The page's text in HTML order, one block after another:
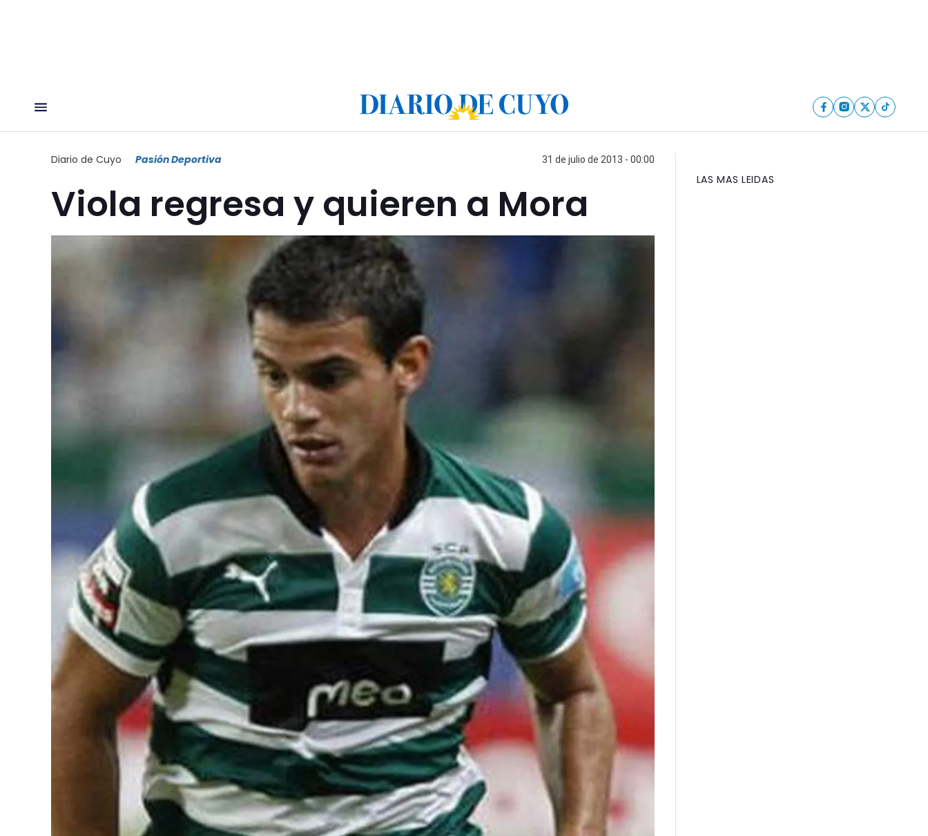
Diario de Cuyo Pasión Deportiva 31 de julio de 2013 - 00:00
Viola regresa y quieren a Mora
LAS MAS LEIDAS